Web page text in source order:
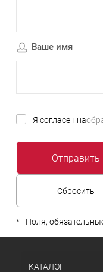
Ваше имя
Я согласен на
*- Поля,
КАТАЛОГ